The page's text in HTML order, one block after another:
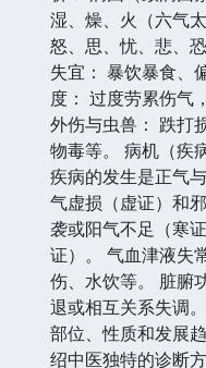
湿、燥、火（六气
怒、思、忧、悲、
失宜： 暴饮暴食、
度： 过度劳累伤气
外伤与虫兽： 跌打
物毒等。 病机（疾
疾病的发生是正气
气虚损（虚证）和
袭或阳气不足（寒
证）。 气血津液失
伤、水饮等。 脏腑
退或相互关系失调
部位、性质和发展
绍中医独特的诊断